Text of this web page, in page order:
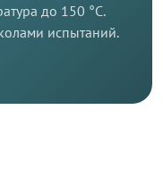
до 150 °C.
испытаний.